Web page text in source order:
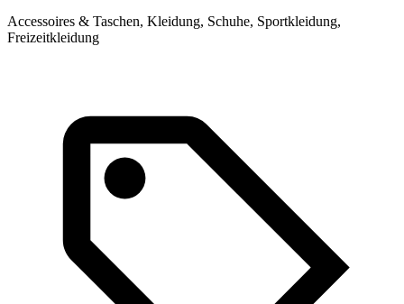
Accessoires & Taschen, Kleidung, Schuhe, Sportkleidung,
Freizeitkleidung